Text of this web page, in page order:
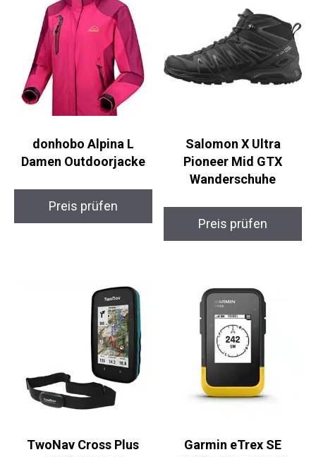
donhobo Alpina L
Damen Outdoorjacke
Preis prüfen
Salomon X Ultra
Pioneer Mid GTX
Wanderschuhe
Preis prüfen
TwoNav Cross Plus
Garmin eTrex SE